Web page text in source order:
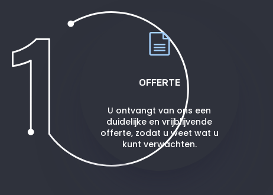
OFFERTE
U ontvangt van ons een
duidelijke en vrijblijvende
offerte, zodat u weet wat u
kunt verwachten.